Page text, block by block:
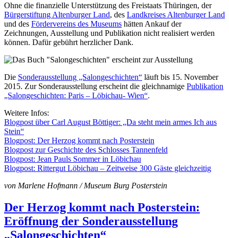
Ohne die finanzielle Unterstützung des Freistaats Thüringen, der
Bürgerstiftung Altenburger Land, des Landkreises Altenburger Land
und des Fördervereins des Museums hätten Ankauf der
Zeichnungen, Ausstellung und Publikation nicht realisiert werden
können. Dafür gebührt herzlicher Dank.
Die Sonderausstellung „Salongeschichten“ läuft bis 15. November
2015. Zur Sonderausstellung erscheint die gleichnamige Publikation
„Salongeschichten: Paris – Löbichau- Wien“.
Weitere Infos:
Blogpost über Carl August Böttiger: „Da steht mein armes Ich aus
Stein“
Blogpost: Der Herzog kommt nach Posterstein
Blogpost zur Geschichte des Schlosses Tannenfeld
Blogpost: Jean Pauls Sommer in Löbichau
Blogpost: Rittergut Löbichau – Zeitweise 300 Gäste gleichzeitig
von Marlene Hofmann / Museum Burg Posterstein
Der Herzog kommt nach Posterstein:
Eröffnung der Sonderausstellung
„Salongeschichten“